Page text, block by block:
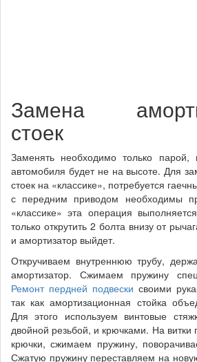
Замена
стоек
Заменять необходимо только парой,
автомобиля будет не на высоте. Для
стоек на «классике», потребуется
с передним приводом необходимы
«классике» эта операция
только открутить 2 болта внизу от
и амортизатор выйдет.
Откручиваем внутреннюю трубу,
амортизатор. Сжимаем пружину
Ремонт пердней подвески своими
так как амортизационная стойка
Для этого используем винтовые
двойной резьбой, и крючками. На
крючки, сжимаем пружину,
Сжатую пружину переставляем на